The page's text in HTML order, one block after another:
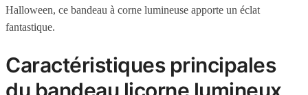
Halloween, ce bandeau à corne lumineuse apporte un éclat
fantastique.
Caractéristiques principales